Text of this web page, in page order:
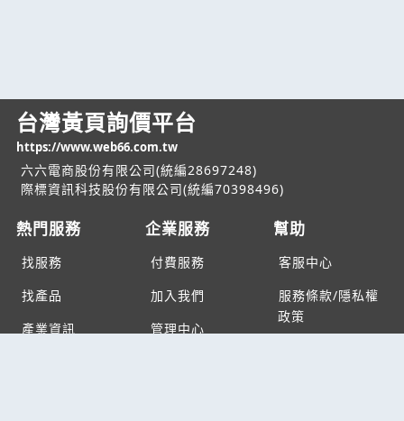
台灣黃頁詢價平台
https://www.web66.com.tw
六六電商股份有限公司(統編28697248)
際標資訊科技股份有限公司(統編70398496)
熱門服務
找服務
找產品
產業資訊
企業服務
付費服務
加入我們
管理中心
幫助
客服中心
服務條款/隱私權
政策